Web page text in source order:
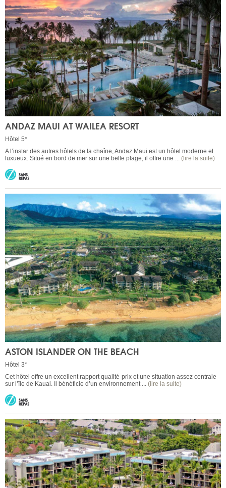
ANDAZ MAUI AT WAILEA RESORT
Hôtel 5*
A l’instar des autres hôtels de la chaîne, Andaz Maui est un hôtel moderne et
luxueux. Situé en bord de mer sur une belle plage, il offre une ... (lire la suite)
ASTON ISLANDER ON THE BEACH
Hôtel 3*
Cet hôtel offre un excellent rapport qualité-prix et une situation assez centrale
sur l’île de Kauai. Il bénéficie d’un environnement ... (lire la suite)